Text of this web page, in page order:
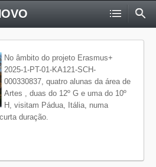
No âmbito do projeto Erasmus+
2025-1-PT-01-KA121-SCH-
000330837, quatro alunas da área de
Artes , duas do 12º G e uma do 10º
H, visitam Pádua, Itália, numa
duração.